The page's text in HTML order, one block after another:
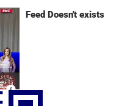
Feed Doesn't exists